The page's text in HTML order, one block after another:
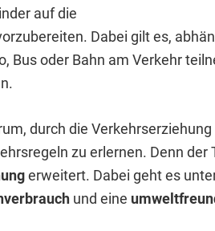
auf die
Dabei gilt es,
Bus oder Bahn am Verkehr
durch die
zu erlernen. Denn
erweitert. Dabei geht es
und eine